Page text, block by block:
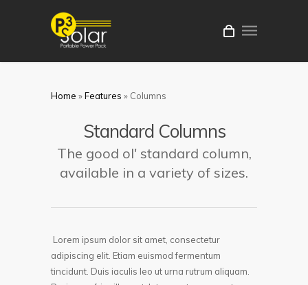
Home »Features » Columns
Standard Columns
The good ol' standard column,
available in a variety of sizes.
Lorem ipsum dolor sit amet, consectetur
adipiscing elit. Etiam euismod fermentum
tincidunt. Duis iaculis leo ut urna rutrum aliquam.